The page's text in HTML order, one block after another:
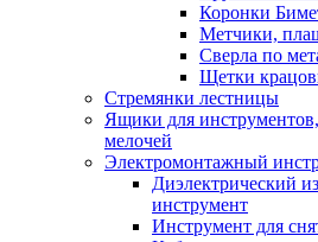
Коронки
Метчики,
Сверла по
Щетки
Стремянки лестницы
Ящики для
мелочей
Электромонтажный
Диэлектрический
инструмент
Инструмент для